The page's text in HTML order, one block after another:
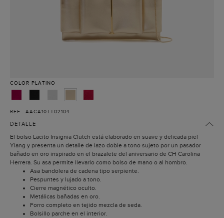
COLOR PLATINO
REF.: AACA10TT02104
DETALLE
El bolso Lacito Insignia Clutch está elaborado en suave y delicada piel
Ylang y presenta un detalle de lazo doble a tono sujeto por un pasador
bañado en oro inspirado en el brazalete del aniversario de CH Carolina
Herrera. Su asa permite llevarlo como bolso de mano o al hombro.
Asa bandolera de cadena tipo serpiente.
Pespuntes y lujado a tono.
Cierre magnético oculto.
Metálicas bañadas en oro.
Forro completo en tejido mezcla de seda.
Bolsillo parche en el interior.